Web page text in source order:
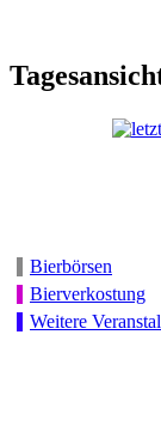
Bierbörsen
Bierverkostung
Weitere